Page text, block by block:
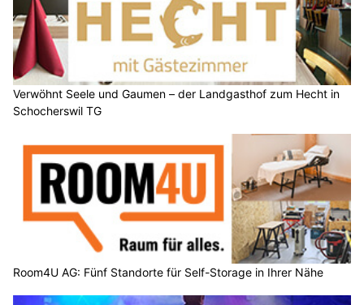
Verwöhnt Seele und Gaumen – der Landgasthof zum Hecht in
Schocherswil TG
Room4U AG: Fünf Standorte für Self-Storage in Ihrer Nähe